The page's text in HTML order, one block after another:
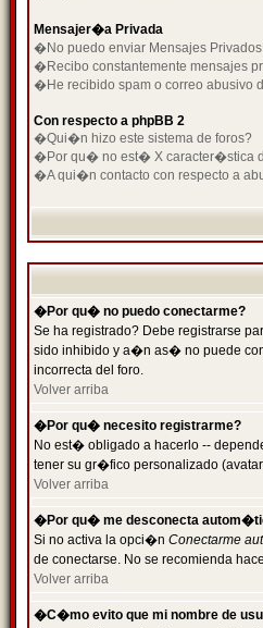
Mensajer�a Privada
�No puedo enviar Mensajes
�Recibo constantemente mensajes
�He recibido spam o correo abusivo
Con respecto a phpBB 2
�Qui�n hizo este sistema de foros?
�Por qu� no est� X caracter�stica
�A qui�n contacto con respecto a
�Por qu� no puedo conectarme?
Se ha registrado? Debe registrarse
sido inhibido y a�n as� no puede
incorrecta del foro.
Volver arriba
�Por qu� necesito registrarme?
No est� obligado a hacerlo --
tener su gr�fico personalizado
Volver arriba
�Por qu� me desconecta
Si no activa la opci�n Conectarme
de conectarse. No se recomienda
Volver arriba
�C�mo evito que mi nombre de